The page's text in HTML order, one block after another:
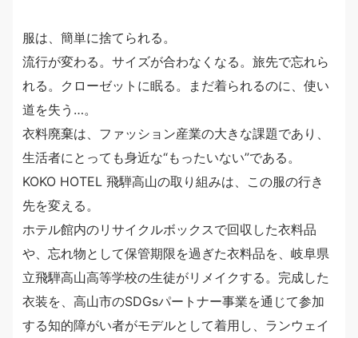
服は、簡単に捨てられる。
流行が変わる。サイズが合わなくなる。旅先で忘れら
れる。クローゼットに眠る。まだ着られるのに、使い
道を失う…。
衣料廃棄は、ファッション産業の大きな課題であり、
生活者にとっても身近な“もったいない”である。
KOKO HOTEL 飛騨高山の取り組みは、この服の行き
先を変える。
ホテル館内のリサイクルボックスで回収した衣料品
や、忘れ物として保管期限を過ぎた衣料品を、岐阜県
立飛騨高山高等学校の生徒がリメイクする。完成した
衣装を、高山市のSDGsパートナー事業を通じて参加
する知的障がい者がモデルとして着用し、ランウェイ